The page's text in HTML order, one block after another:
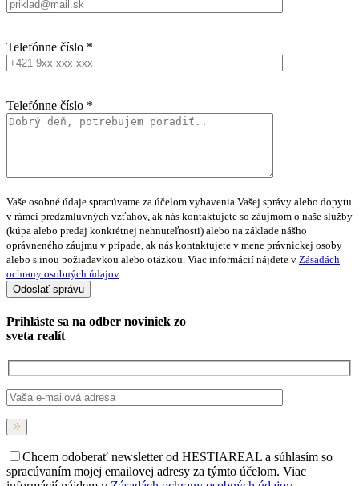
Telefónne číslo *
Telefónne číslo *
Vaše osobné údaje spracúvame za účelom vybavenia Vašej správy alebo dopytu
v rámci predzmluvných vzťahov, ak nás kontaktujete so záujmom o naše služby
(kúpa alebo predaj konkrétnej nehnuteľnosti) alebo na základe nášho
oprávneného záujmu v prípade, ak nás kontaktujete v mene právnickej osoby
alebo s inou požiadavkou alebo otázkou. Viac informácií nájdete v Zásadách
ochrany osobných údajov.
Prihláste sa na odber noviniek zo
sveta realít
Chcem odoberať newsletter od HESTIAREAL a súhlasím so
spracúvaním mojej emailovej adresy za týmto účelom. Viac